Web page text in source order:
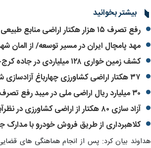
بیشتر بخوانید
رفع تصرف ۱۵ هزار هکتار اراضی منابع طبیعی در کشور
مهد پامچال ایران در مسیر توسعه/ از المان
کشف زمین خواری ۱۲۸ میلیاردی در جاده کرج-چالوس
۳۷ هکتار اراضی کشاورزی چهارباغ آزادسازی شد
۳۰ میلیارد ریال اراضی ملی در میبد رفع تصرف شد
آزاد سازی ۸۰ هکتار از اراضی کشاورزی در نظرآباد
کلاهبرداری از طریق فروش خودرو با مدارک
هداوند بیان کرد: پس از انجام هماهنگی های